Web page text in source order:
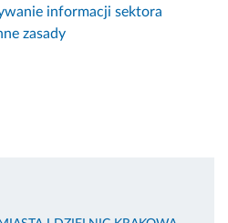
informacji sektora
zasady